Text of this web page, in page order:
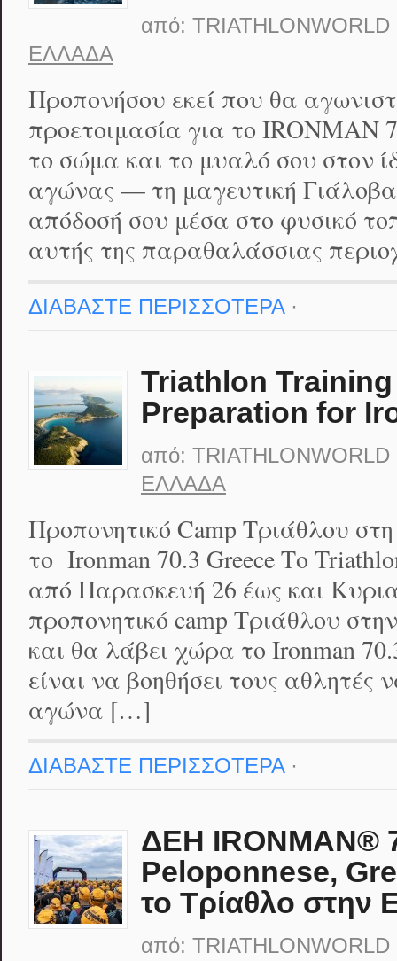
από: TRIATHLONWORLD
ΕΛΛΆΔΑ
Προπονήσου εκεί που θα
προετοιμασία για το IRONMAN
το σώμα και το μυαλό σου στον
αγώνας — τη μαγευτική
απόδοσή σου μέσα στο φυσικό
αυτής της παραθαλάσσιας
ΔΙΑΒΑΣΤΕ ΠΕΡΙΣΣΟΤΕΡΑ·
Triathlon
Preparation for
από: TRIATHLONWORLD
ΕΛΛΆΔΑ
Προπονητικό Camp Τριάθλου
το Ironman 70.3 Greece Το
από Παρασκευή 26 έως και
προπονητικό camp Τριάθλου
και θα λάβει χώρα το Ironman
είναι να βοηθήσει τους αθλητές
αγώνα […]
ΔΙΑΒΑΣΤΕ ΠΕΡΙΣΣΟΤΕΡΑ·
ΔΕΗ IRONMAN®
Peloponnese,
το Τρίαθλο στην
από: TRIATHLONWORLD